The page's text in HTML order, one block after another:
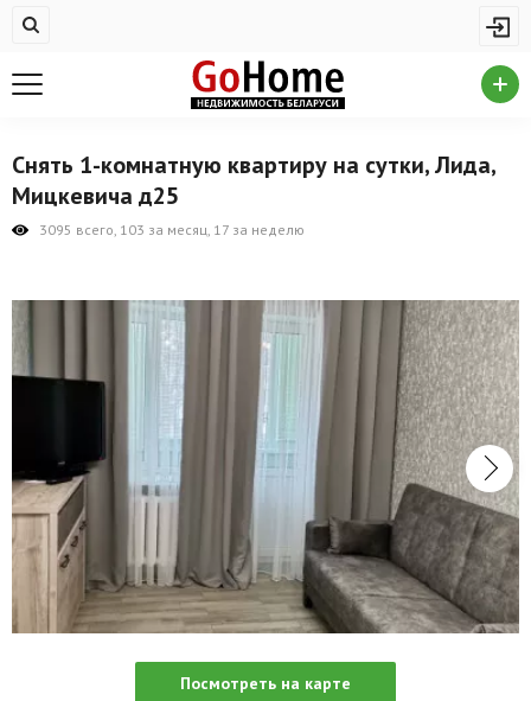
Купить квартиру
На сутки
Новостройки
Комерческая недвижимость
Продажа коммерческой недвижимости
Аренда коммерческой недвижимости
Другие разделы
Новости
Агентства
Ремонт квартир
Грузовое такси
Снять 1-комнатную квартиру на сутки, Лида,
Мицкевича д25
3095 всего, 103 за месяц, 17 за неделю
Посмотреть на карте